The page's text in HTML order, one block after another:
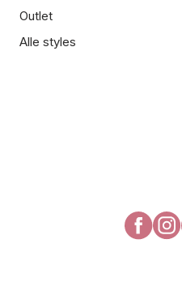
Outlet
Alle styles